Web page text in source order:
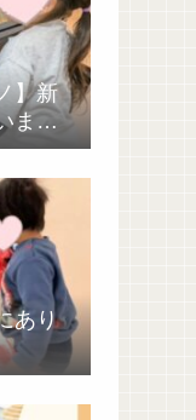
】新
ま
あり